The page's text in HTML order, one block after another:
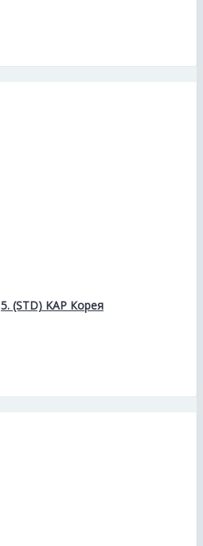
(STD) KAP Корея